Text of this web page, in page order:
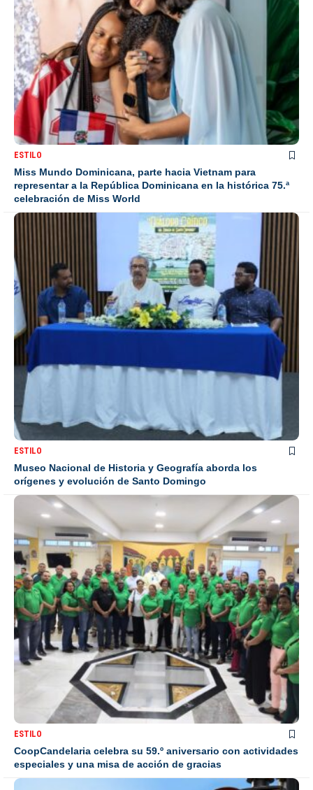
ESTILO
Miss Mundo Dominicana, parte hacia Vietnam para
representar a la República Dominicana en la histórica 75.ª
celebración de Miss World
ESTILO
Museo Nacional de Historia y Geografía aborda los
orígenes y evolución de Santo Domingo
ESTILO
CoopCandelaria celebra su 59.º aniversario con actividades
especiales y una misa de acción de gracias